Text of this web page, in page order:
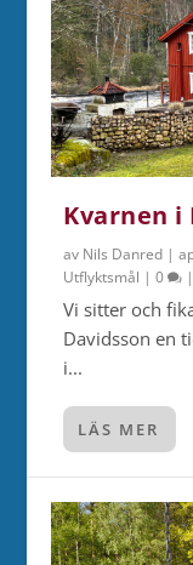
Kvarnen i
av Nils Danred |
Utflyktsmål |0
Vi sitter och
Davidsson en
i...
LÄS MER